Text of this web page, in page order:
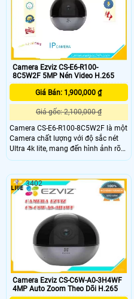
Camera Ezviz CS-E6-R100-
8C5W2F 5MP Nén Video H.265
Giá Bán: 1,900,000 ₫
Giá gốc: 2,100,000 ₫
Camera CS-E6-R100-8C5W2F là một
Camera chất lượng với độ sắc nét
Ultra 4k lite, mang đến hình ảnh rõ
ràng và chi tiết. Đặc biệt, nó được
phép xem ban đêm thông minh mà
không bị chói sáng. Thiết bị này còn
phù hợp sử dụng ngoài trời nhờ tích
hợp công nghệ IP Wifi
Camera Ezviz CS-C6W-A0-3H4WF
4MP Auto Zoom Theo Dõi H.265
3402